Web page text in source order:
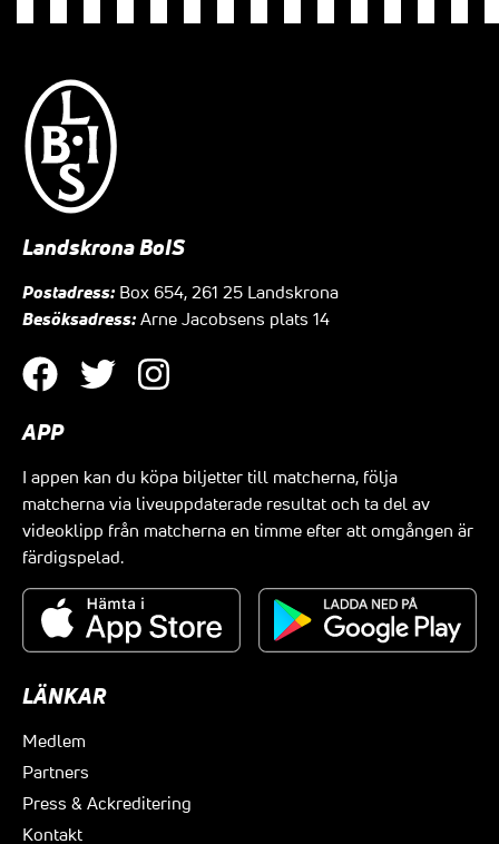
Landskrona BoIS
Postadress: Box 654, 261 25 Landskrona
Besöksadress: Arne Jacobsens plats 14
APP
I appen kan du köpa biljetter till matcherna, följa
matcherna via liveuppdaterade resultat och ta del av
videoklipp från matcherna en timme efter att omgången är
färdigspelad.
LÄNKAR
Medlem
Partners
Press & Ackreditering
Kontakt